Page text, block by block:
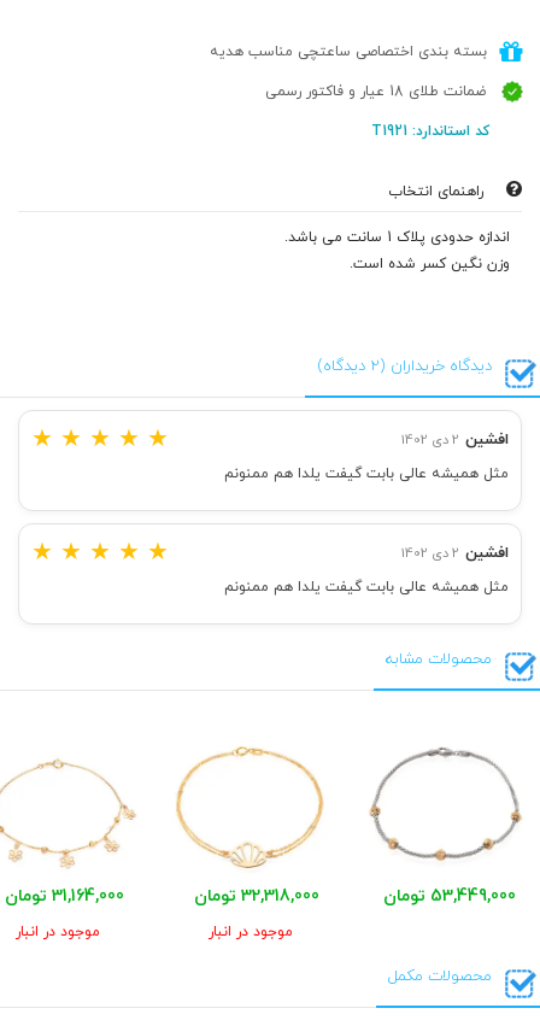
بسته بندی اختصاصی ساعتچی مناسب هدیه
ضمانت طلای 18 عیار و فاکتور رسمی
کد استاندارد: T1921
راهنمای انتخاب
اندازه حدودی پلاک 1 سانت می باشد.
وزن نگین کسر شده است.
دیدگاه خریداران (2 دیدگاه)
افشین 2 دی 1402 ★ ★ ★ ★ ★
مثل همیشه عالی بابت گیفت یلدا هم ممنونم
افشین 2 دی 1402 ★ ★ ★ ★ ★
مثل همیشه عالی بابت گیفت یلدا هم ممنونم
محصولات مشابه
53,449,000 تومان 32,318,000 تومان
موجود در انبار
31,164,000 تومان
موجود در انبار
محصولات مکمل